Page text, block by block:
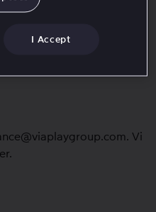
. Vi
I Accept